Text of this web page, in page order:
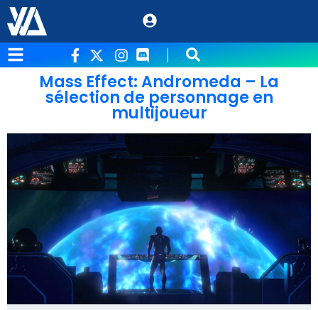
Mass Effect: Andromeda – La
sélection de personnage en
multijoueur